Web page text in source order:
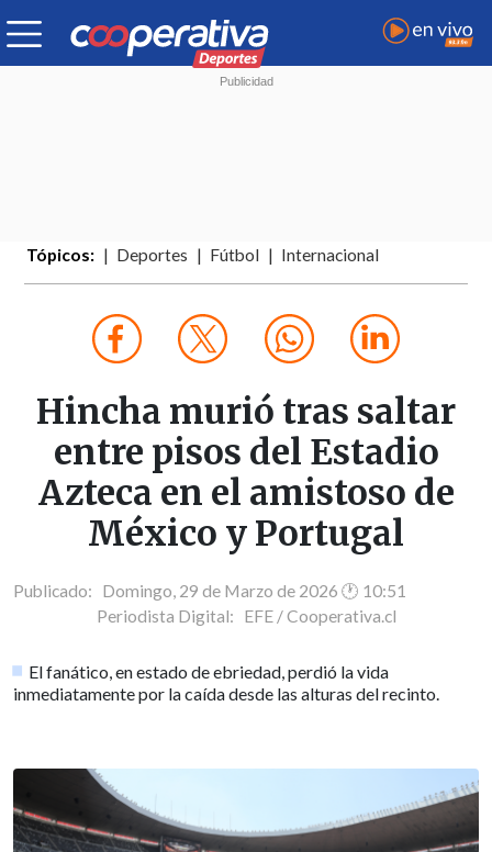
Tópicos: Deportes Fútbol Internacional
Hincha murió tras saltar
entre pisos del Estadio
Azteca en el amistoso de
México y Portugal
Publicado: Domingo, 29 de Marzo de 2026 🕐 10:51
Periodista Digital: EFE / Cooperativa.cl
El fanático, en estado de ebriedad, perdió la vida
inmediatamente por la caída desde las alturas del recinto.